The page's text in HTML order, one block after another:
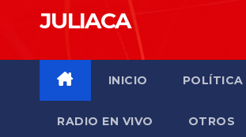
JULIACA
INICIO POLÍTICA
RADIO EN VIVO OTROS